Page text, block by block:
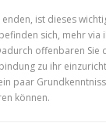
ist dieses
sich, mehr via
offenbaren Sie
zu ihr
paar
können.